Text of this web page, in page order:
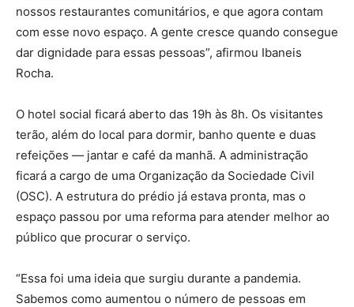
nossos restaurantes comunitários, e que agora contam
com esse novo espaço. A gente cresce quando consegue
dar dignidade para essas pessoas”, afirmou Ibaneis
Rocha.
O hotel social ficará aberto das 19h às 8h. Os visitantes
terão, além do local para dormir, banho quente e duas
refeições — jantar e café da manhã. A administração
ficará a cargo de uma Organização da Sociedade Civil
(OSC). A estrutura do prédio já estava pronta, mas o
espaço passou por uma reforma para atender melhor ao
público que procurar o serviço.
“Essa foi uma ideia que surgiu durante a pandemia.
Sabemos como aumentou o número de pessoas em